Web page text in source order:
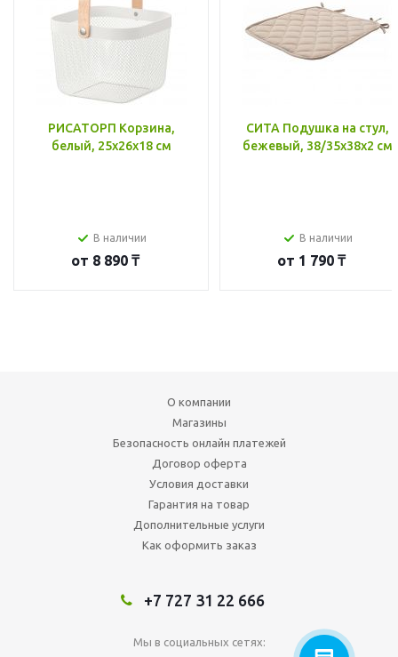
РИСАТОРП Корзина,
белый, 25x26x18 см
В наличии
от 8 890 ₸
СИТА Подушка на стул,
бежевый, 38/35x38x2 см
В наличии
от 1 790 ₸
О компании
Магазины
Безопасность онлайн платежей
Договор оферта
Условия доставки
Гарантия на товар
Дополнительные услуги
Как оформить заказ
+7 727 31 22 666
Мы в социальных сетях: